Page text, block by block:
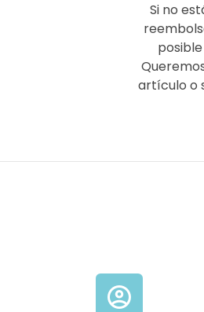
Si no
artículo o
account_circle